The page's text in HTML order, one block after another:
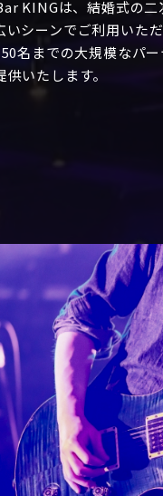
KINGは、結婚式の二
いシーンでご利用いた
名までの大規模なパ
供いたします。